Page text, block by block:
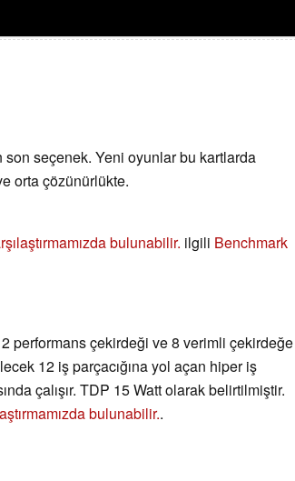
son seçenek. Yeni oyunlar bu kartlarda
orta çözünürlükte.
bulunabilir. ilgili Benchmark
performans çekirdeği ve 8 verimli çekirdeğe
12 iş parçacığına yol açan hiper iş
çalışır. TDP 15 Watt olarak belirtilmiştir.
bulunabilir..